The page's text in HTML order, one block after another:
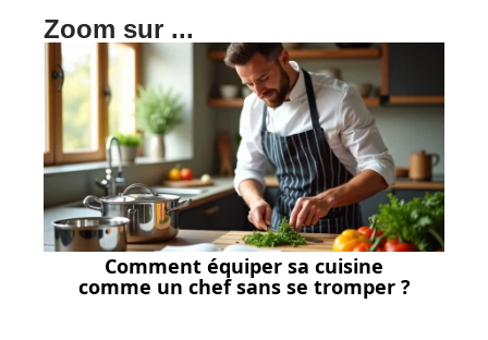
Zoom sur ...
Comment équiper sa cuisine
comme un chef sans se tromper ?